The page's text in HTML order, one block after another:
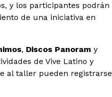
y los participantes podrán
de una iniciativa en
, Discos Panoram y
de Vive Latino y
al taller pueden registrarse